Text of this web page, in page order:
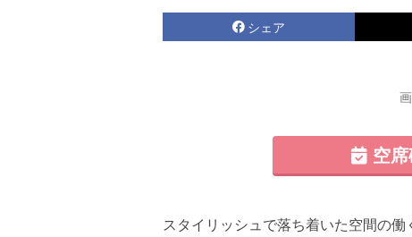
シェア
空席
スタイリッシュで落ち着いた空間の